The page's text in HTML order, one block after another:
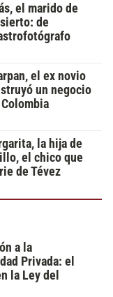
el marido de
de
el ex novio
un negocio
la hija de
el chico que
de Tévez
a la
Privada: el
la Ley del